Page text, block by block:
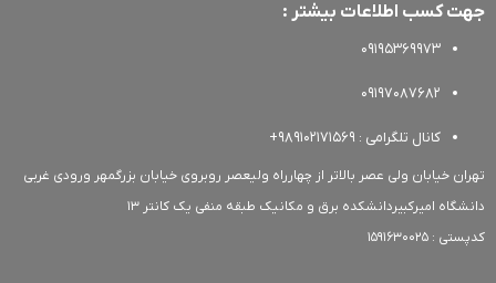
کسب اطلاعات بیشتر :
09195369973
09197087682
کانال تلگرامی : 989102171569+
خیابان ولی عصر بالاتر از چهارراه ولیعصر روبروی خیابان بزرگمهر ورودی غربی
امیرکبیردانشکده برق و مکانیک طبقه منفی یک کانتر 13